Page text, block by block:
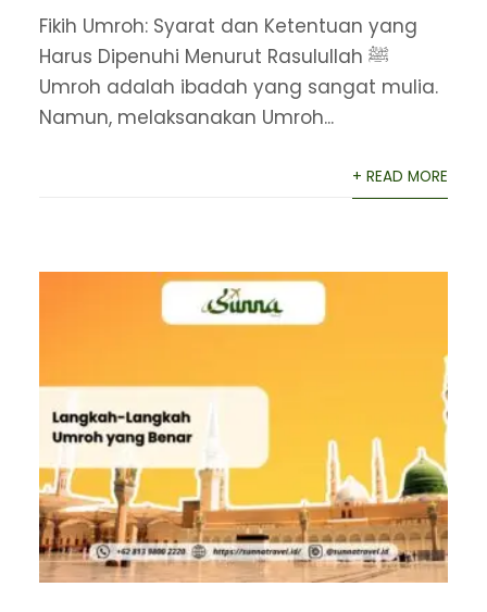
Fikih Umroh: Syarat dan Ketentuan yang
Harus Dipenuhi Menurut Rasulullah ﷺ
Umroh adalah ibadah yang sangat mulia.
Namun, melaksanakan Umroh...
+ READ MORE